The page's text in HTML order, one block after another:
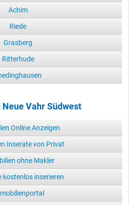
Achim
Riede
Grasberg
Ritterhude
Neue Vahr Südwest
Online Anzeigen
Inserate von Privat
ohne Makler
kostenlos inserieren